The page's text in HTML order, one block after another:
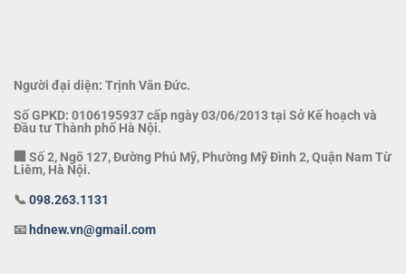
Người đại diện: Trịnh Văn Đức.
Số GPKD: 0106195937 cấp ngày 03/06/2013 tại Sở Kế hoạch và
Đầu tư Thành phố Hà Nội.
🏢 Số 2, Ngõ 127, Đường Phú Mỹ, Phường Mỹ Đình 2, Quận Nam Từ
Liêm, Hà Nội.
📞 098.263.1131
📧 hdnew.vn@gmail.com